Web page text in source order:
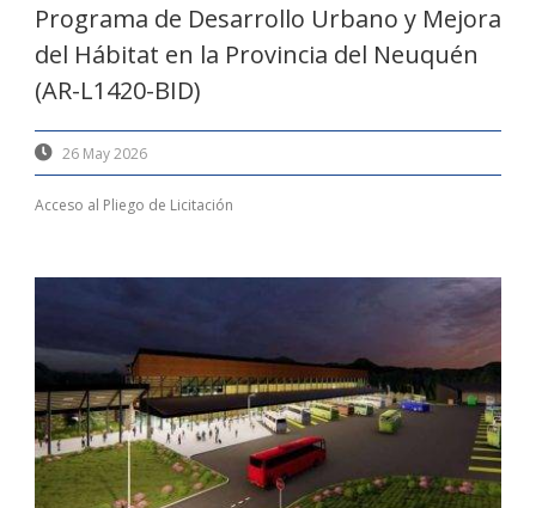
Programa de Desarrollo Urbano y Mejora
del Hábitat en la Provincia del Neuquén
(AR-L1420-BID)
26 May 2026
Acceso al Pliego de Licitación